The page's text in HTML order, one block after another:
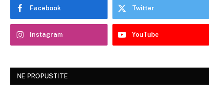
Facebook Twitter
Instagram YouTube
NE PROPUSTITE